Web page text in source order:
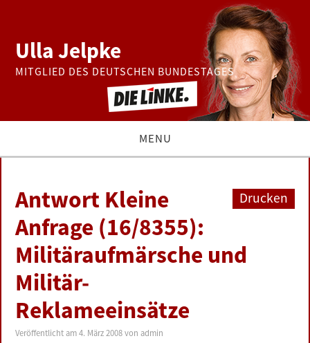
Ulla Jelpke
MITGLIED DES DEUTSCHEN BUNDESTAGES
MENU
BUNDESTAG
PRESSE
ZUR PERSON
LINKS
Drucken
Antwort Kleine
Anfrage (16/8355):
Militäraufmärsche und
Militär-
Reklameeinsätze
Veröffentlicht am4. März 2008 vonadmin